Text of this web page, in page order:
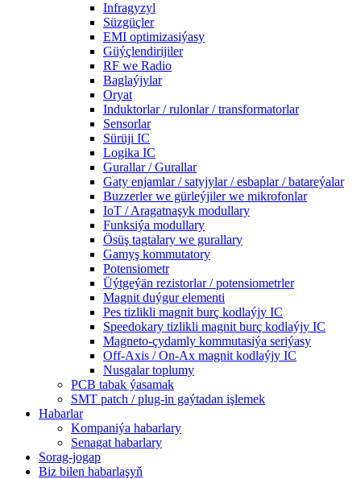
Infragyzyl
Süzgüçler
EMI optimizasiýasy
Güýçlendirijiler
RF we Radio
Baglaýjylar
Oryat
Induktorlar / rulonlar / transformatorlar
Sensorlar
Sürüji IC
Logika IC
Gurallar / Gurallar
Gaty enjamlar / satyjylar / esbaplar / batareýalar
Buzzerler we gürleýjiler we mikrofonlar
IoT / Aragatnaşyk modullary
Funksiýa modullary
Ösüş tagtalary we gurallary
Gamyş kommutatory
Potensiometr
Üýtgeýän rezistorlar / potensiometrler
Magnit duýgur elementi
Pes tizlikli magnit burç kodlaýjy IC
Speedokary tizlikli magnit burç kodlaýjy IC
Magneto-çydamly kommutasiýa seriýasy
Off-Axis / On-Ax magnit kodlaýjy IC
Nusgalar toplumy
PCB tabak ýasamak
SMT patch / plug-in gaýtadan işlemek
Habarlar
Kompaniýa habarlary
Senagat habarlary
Sorag-jogap
Biz bilen habarlaşyň